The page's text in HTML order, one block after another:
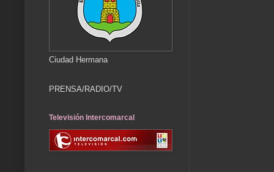
Ciudad Hermana
PRENSA/RADIO/TV
Televisión Intercomarcal